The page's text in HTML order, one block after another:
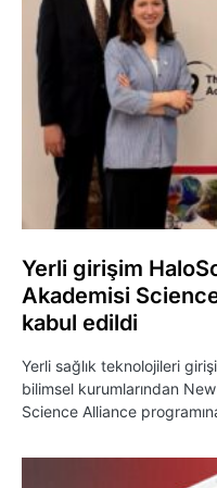
Yerli girişim
Akademisi
kabul edildi
Yerli sağlık teknolojileri
bilimsel kurumlarından
Science Alliance